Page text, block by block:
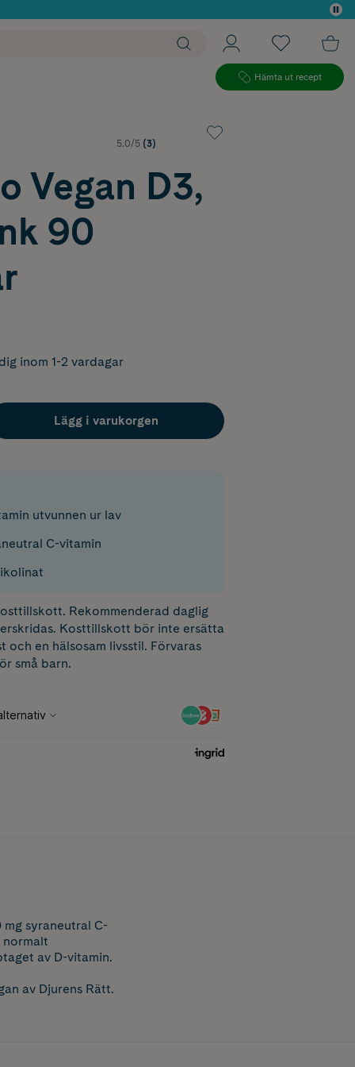
Hämta ut recept
5.0/5 (3)
Vegan D3,
90
inom 1-2 vardagar
Lägg i varukorgen
utvunnen ur lav
C-vitamin
Rekommenderad daglig
Kosttillskott bör inte ersätta
och en hälsosam livsstil. Förvaras
små barn.
syraneutral C-
av D-vitamin.
av Djurens Rätt.